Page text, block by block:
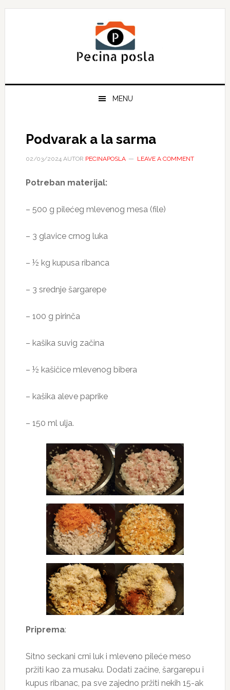
Skip
Skip
Skip
MENU
Podvarak a la sarma
02/03/2024AUTOR PECINAPOSLA LEAVE A COMMENT
Potreban materijal:
– 500 g pilećeg mlevenog mesa (file)
– 3 glavice crnog luka
– ½ kg kupusa ribanca
– 3 srednje šargarepe
– 100 g pirinča
– kašika suvig začina
– ½ kašičice mlevenog bibera
– kašika aleve paprike
– 150 ml ulja.
Priprema:
Sitno seckani crni luk i mleveno pileće meso
pržiti kao za musaku. Dodati začine, šargarepu i
kupus ribanac, pa sve zajedno pržiti nekih 15-ak